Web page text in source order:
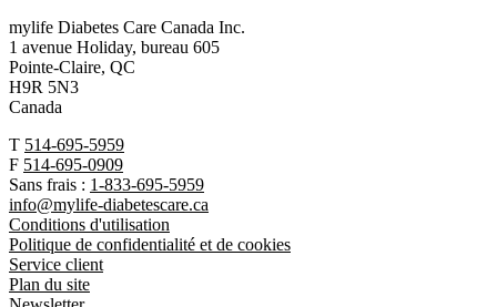
mylife Diabetes Care Canada Inc.
1 avenue Holiday, bureau 605
Pointe-Claire, QC
H9R 5N3
Canada
T 514-695-5959
F 514-695-0909
Sans frais : 1-833-695-5959
info@mylife-diabetescare.ca
Conditions d'utilisation
Politique de confidentialité et de cookies
Service client
Plan du site